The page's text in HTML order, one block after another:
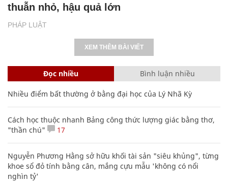
PHÁP LUẬT
thuẫn nhỏ, hậu quả lớn
XEM THÊM BÀI VIẾT
Đọc nhiều Bình luận nhiều
Nhiều điểm bất thường ở bằng đại học của Lý Nhã Kỳ
Cách học thuộc nhanh Bảng công thức lượng giác bằng thơ,
"thần chú"
17
Nguyễn Phương Hằng sở hữu khối tài sản "siêu khủng", từng
khoe sổ đỏ tính bằng cân, mắng cựu mẫu 'không có nổi
nghìn tỷ'